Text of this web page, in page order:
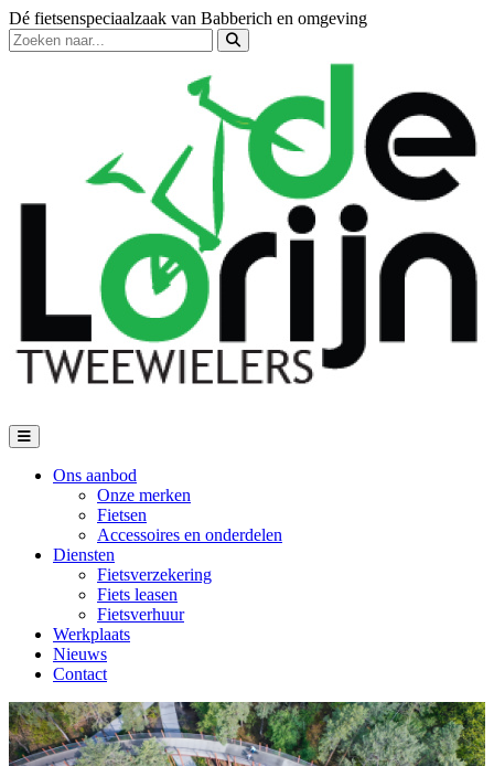
Dé fietsenspeciaalzaak van Babberich en omgeving
Ons aanbod
Onze merken
Fietsen
Accessoires en onderdelen
Diensten
Fietsverzekering
Fiets leasen
Fietsverhuur
Werkplaats
Nieuws
Contact